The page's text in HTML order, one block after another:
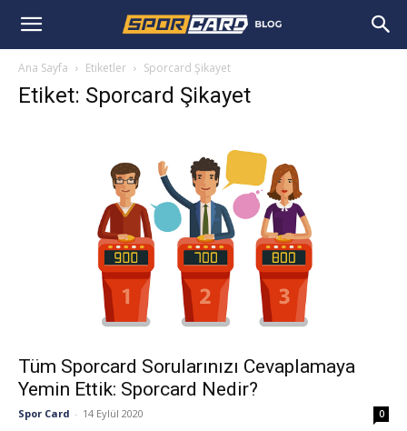
Ana Sayfa Etiketler Sporcard Şikayet
Etiket: Sporcard Şikayet
Tüm Sporcard Sorularınızı Cevaplamaya
Yemin Ettik: Sporcard Nedir?
Spor Card - 14 Eylül 2020 0